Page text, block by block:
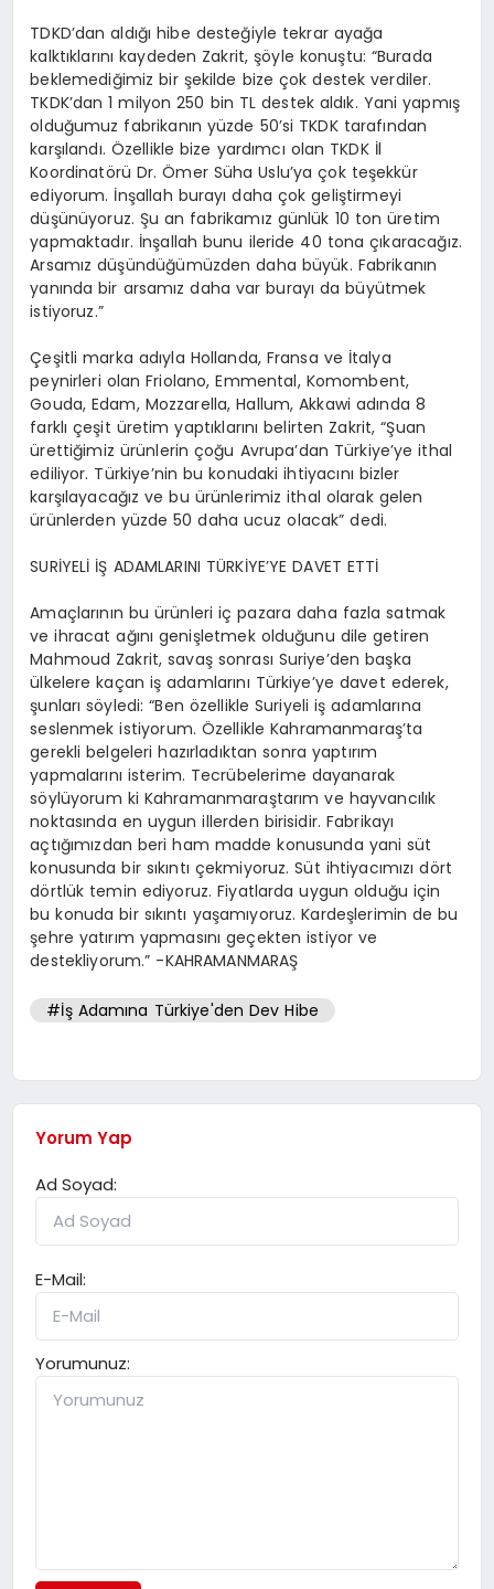
TDKD’dan aldığı hibe desteğiyle tekrar ayağa
kalktıklarını kaydeden Zakrit, şöyle konuştu: “Burada
beklemediğimiz bir şekilde bize çok destek verdiler.
TKDK’dan 1 milyon 250 bin TL destek aldık. Yani yapmış
olduğumuz fabrikanın yüzde 50’si TKDK tarafından
karşılandı. Özellikle bize yardımcı olan TKDK İl
Koordinatörü Dr. Ömer Süha Uslu’ya çok teşekkür
ediyorum. İnşallah burayı daha çok geliştirmeyi
düşünüyoruz. Şu an fabrikamız günlük 10 ton üretim
yapmaktadır. İnşallah bunu ileride 40 tona çıkaracağız.
Arsamız düşündüğümüzden daha büyük. Fabrikanın
yanında bir arsamız daha var burayı da büyütmek
istiyoruz.”
Çeşitli marka adıyla Hollanda, Fransa ve İtalya
peynirleri olan Friolano, Emmental, Komombent,
Gouda, Edam, Mozzarella, Hallum, Akkawi adında 8
farklı çeşit üretim yaptıklarını belirten Zakrit, “Şuan
ürettiğimiz ürünlerin çoğu Avrupa’dan Türkiye’ye ithal
ediliyor. Türkiye’nin bu konudaki ihtiyacını bizler
karşılayacağız ve bu ürünlerimiz ithal olarak gelen
ürünlerden yüzde 50 daha ucuz olacak” dedi.
SURİYELİ İŞ ADAMLARINI TÜRKİYE’YE DAVET ETTİ
Amaçlarının bu ürünleri iç pazara daha fazla satmak
ve ihracat ağını genişletmek olduğunu dile getiren
Mahmoud Zakrit, savaş sonrası Suriye’den başka
ülkelere kaçan iş adamlarını Türkiye’ye davet ederek,
şunları söyledi: “Ben özellikle Suriyeli iş adamlarına
seslenmek istiyorum. Özellikle Kahramanmaraş’ta
gerekli belgeleri hazırladıktan sonra yaptırım
yapmalarını isterim. Tecrübelerime dayanarak
söylüyorum ki Kahramanmaraştarım ve hayvancılık
noktasında en uygun illerden birisidir. Fabrikayı
açtığımızdan beri ham madde konusunda yani süt
konusunda bir sıkıntı çekmiyoruz. Süt ihtiyacımızı dört
dörtlük temin ediyoruz. Fiyatlarda uygun olduğu için
bu konuda bir sıkıntı yaşamıyoruz. Kardeşlerimin de bu
şehre yatırım yapmasını geçekten istiyor ve
destekliyorum.” -KAHRAMANMARAŞ
#İş Adamına Türkiye'den Dev Hibe
Yorum Yap
Ad Soyad:
E-Mail:
Yorumunuz: